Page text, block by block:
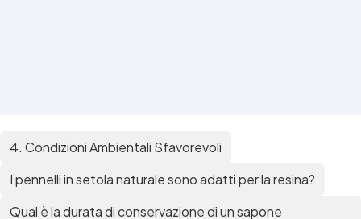
4. Condizioni Ambientali Sfavorevoli
I pennelli in setola naturale sono adatti per la resina?
Qual è la durata di conservazione di un sapone